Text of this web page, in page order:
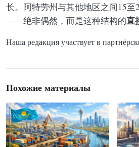
长。阿特劳州与其他地区之间15至
——绝非偶然，而是这种结构的直
Наша редакция участвует в
Похожие материалы